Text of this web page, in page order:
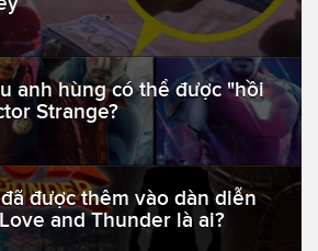
anh hùng có thể được "hồi
Strange?
được thêm vào dàn diễn
and Thunder là ai?